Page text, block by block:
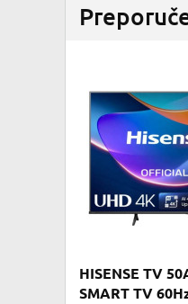
HISENSE TV
SMART TV